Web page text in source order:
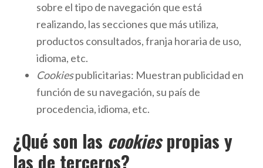
sobre el tipo de navegación que está
realizando, las secciones que más utiliza,
productos consultados, franja horaria de uso,
idioma, etc.
Cookiespublicitarias: Muestran publicidad en
función de su navegación, su país de
procedencia, idioma, etc.
¿Qué son las cookiespropias y
las de terceros?